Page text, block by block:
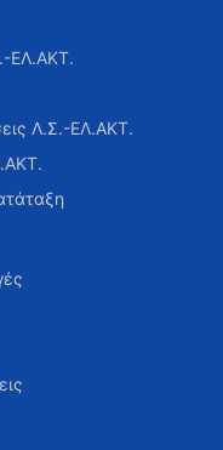
ΕΛ.ΑΚΤ.
Λ.Σ.-ΕΛ.ΑΚΤ.